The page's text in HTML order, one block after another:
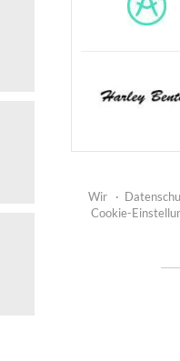
Wir ·
Cookie-